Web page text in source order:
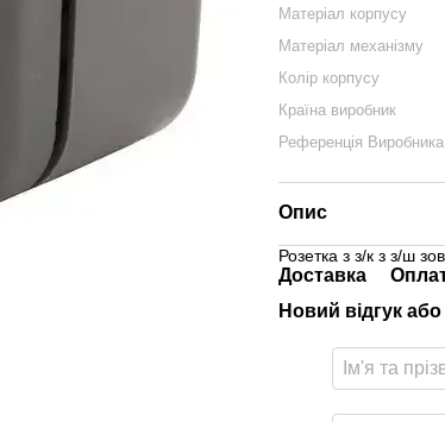
Матеріал корпусу
Матеріал механізму
Колір корпусу
Країна виробник
Референція Виробника
Опис
Розетка з з/к з з/ш
Доставка
Новий відгук